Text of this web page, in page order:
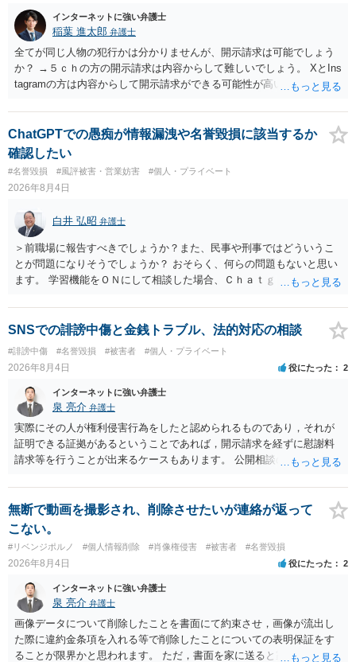
インターネットに強い弁護士
稲葉 進太郎 弁護士
全てが同じ人物の犯行かは分かりませんが、開示請求は可能でしょう
か？ →５ｃｈの方の開示請求は内容からして難しいでしょう。 XとIns
tagramの方は内容からして開示請求ができる可能性が高いでしょう。
いでしょう。７月中にアカウントが削除されている場合、今から進め
ても失敗する可能性が高いように思われます。 相手を特定できた場
合、相手に全ての弁護士費用を負担させることは可能でしょうか？ →
訴訟外の交渉で相手方が認めれば負担させることができるでしょう。
訴訟で判決となった場合は、実際の弁護士費用が認められる場合と認
められない場合があり何ともいえないところでしょう。
ChatGPTでの愚痴が情報漏洩や名誉毀損に該当するか
確認したい
#名誉毀損 #風評被害・営業妨害 #個人・プライベート
2026年8月4日
白井 弘昭 弁護士
＞前職場に報告すべきでしょうか？また、民事や刑事ではどういうこ
とが問題になりそうでしょうか？ おそらく、何らの問題もないと思い
ます。 学習機能をＯＮにして相談した場合、Ｃｈａｔｇｐｔがｏｐｅ
する可能性がありますが、個人名や会社名を特定していない限り、一
般論として抽象化されて回答に織り込まれる可能性が生じるにすぎま
せんので、その情報自体が、秘密情報に当たるとは思えませんし、名
誉棄損として、個人や会社に対する誹謗中傷の不特定多数への公開に
当たるとも思われません。 もちろん、誰がその内容をｃｈａｔｇｐｔ
に入力したかも第三者にしられることはないので、個人や会社の特定
をせずに書き込んだことで（おそらく特定して書き込んだとして
も）、相談者さんが刑事民事の責任に問われることはないでしょう。
私見ながらご参考まで。
SNSでの誹謗中傷と金銭トラブル、法的対応の相談
#誹謗中傷 #名誉毀損 #被害者 #個人・プライベート
2026年8月4日 役にたった 2
インターネットに強い弁護士
泉 亮介 弁護士
実際にその人が権利侵害行為をしたと認められるものであり，それが
証明できる証拠があるということであれば，開示請求を経ずに慰謝料
請求等を行うことが出来るケースもあります。 公開相談の場では回答
に個別に相談されると良いでしょう。
無断で動画を撮影され、削除させたいが連絡が返って
こない。
#リベンジポルノ #個人情報削除 #肖像権侵害 #被害者 #名誉毀損
2026年8月4日 役にたった 2
インターネットに強い弁護士
泉 亮介 弁護士
画像データについて削除したことを書面にて約束させ，画像が流出し
た際に違約金条項を入れる等で削除したことについての表明保証をす
ることが限界かと思われます。 ただ，書面を家に送ると家族に不貞行